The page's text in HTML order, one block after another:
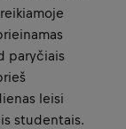
paryčiais
leisi
studentais.